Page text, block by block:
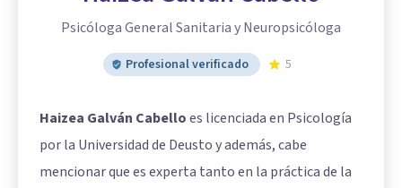
Psicóloga General Sanitaria y Neuropsicóloga
Profesional verificado 5
Haizea Galván Cabelloes licenciada en Psicología
por la Universidad de Deusto y además, cabe
mencionar que es experta tanto en la práctica de la